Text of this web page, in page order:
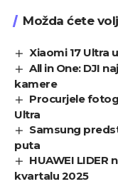
Možda ćete
Xiaomi 17 Ultra
All in One: DJI
kamere
Procurjele
Ultra
Samsung
puta
HUAWEI
kvartalu 2025